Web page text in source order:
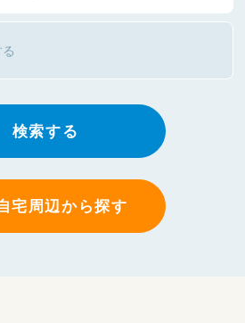
検索する
宅周辺から探す